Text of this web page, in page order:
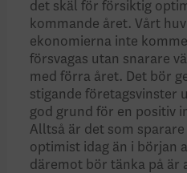
det skäl för försiktig
kommande året. Vårt
ekonomierna inte
försvagas utan snarare
med förra året. Det bör
stigande företagsvinster
god grund för en positiv
Alltså är det som
optimist idag än i början
däremot bör tänka på är